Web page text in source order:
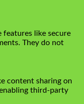
features like secure
They do not
content sharing on
third-party